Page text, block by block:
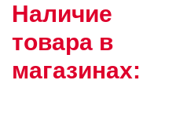
Наличие
товара в
магазинах: